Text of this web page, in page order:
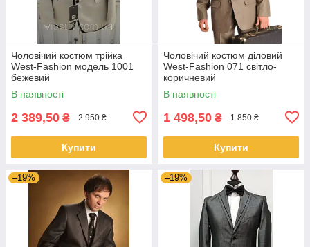
Чоловічий костюм трійка
West-Fashion модель 1001
бежевий
В наявності
2 389,50 ₴ 2 950 ₴
Купити
Чоловічий костюм діловий
West-Fashion 071 світло-
коричневий
В наявності
1 498,50 ₴ 1 850 ₴
Купити
–19% –19%